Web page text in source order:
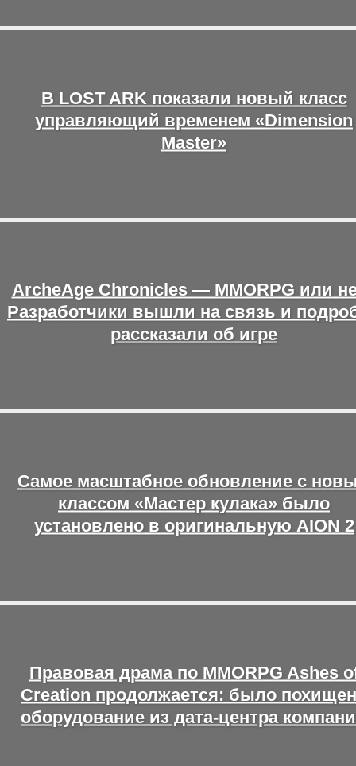
В LOST ARK показали новый класс
управляющий временем «Dimension
Master»
ArcheAge Chronicles — MMORPG или
Разработчики вышли на связь и
рассказали об игре
Самое масштабное обновление с
классом «Мастер кулака» было
установлено в оригинальную AION 2
Правовая драма по MMORPG Ashes
Creation продолжается: было
оборудование из дата-центра